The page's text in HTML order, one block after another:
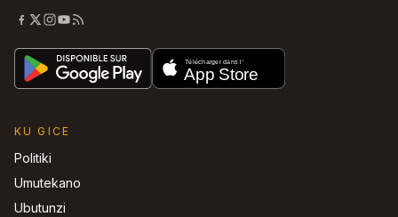
KU GICE
Politiki
Umutekano
Ubutunzi